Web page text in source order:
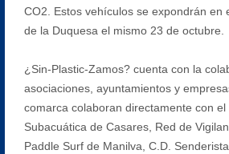
CO2. Estos vehículos se expondrán en
de la Duquesa el mismo 23 de octubre.
¿Sin-Plastic-Zamos? cuenta con la
asociaciones, ayuntamientos y
comarca colaboran directamente con el
Subacuática de Casares, Red de
Paddle Surf de Manilva, C.D.